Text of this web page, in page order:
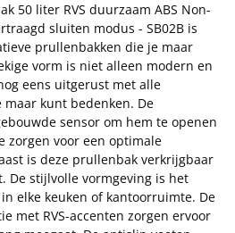
50 liter RVS duurzaam ABS Non-
sluiten modus - SB02B is
prullenbakken die je maar
vorm is niet alleen modern en
eens uitgerust met alle
kunt bedenken. De
sensor om hem te openen
zorgen voor een optimale
is deze prullenbak verkrijgbaar
De stijlvolle vormgeving is het
elke keuken of kantoorruimte. De
met RVS-accenten zorgen ervoor